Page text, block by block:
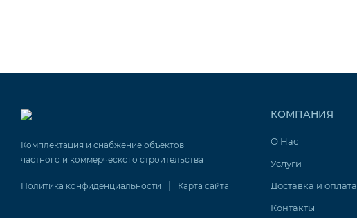
Комплектация и снабжение объектов
частного и коммерческого строительства
Политика конфиденциальности | Карта сайта
КОМПАНИЯ
О Нас
Услуги
Доставка и оплата
Контакты